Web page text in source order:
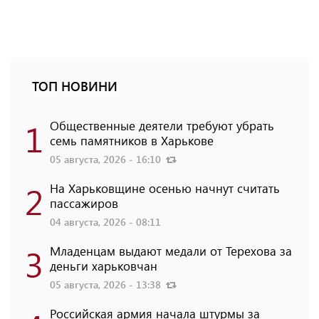
ТОП НОВИНИ
1 Общественные деятели требуют убрать
семь памятников в Харькове
05 августа, 2026 - 16:10
2 На Харьковщине осенью начнут считать
пассажиров
04 августа, 2026 - 08:11
3 Младенцам выдают медали от Терехова за
деньги харьковчан
05 августа, 2026 - 13:38
Российская армия начала штурмы за